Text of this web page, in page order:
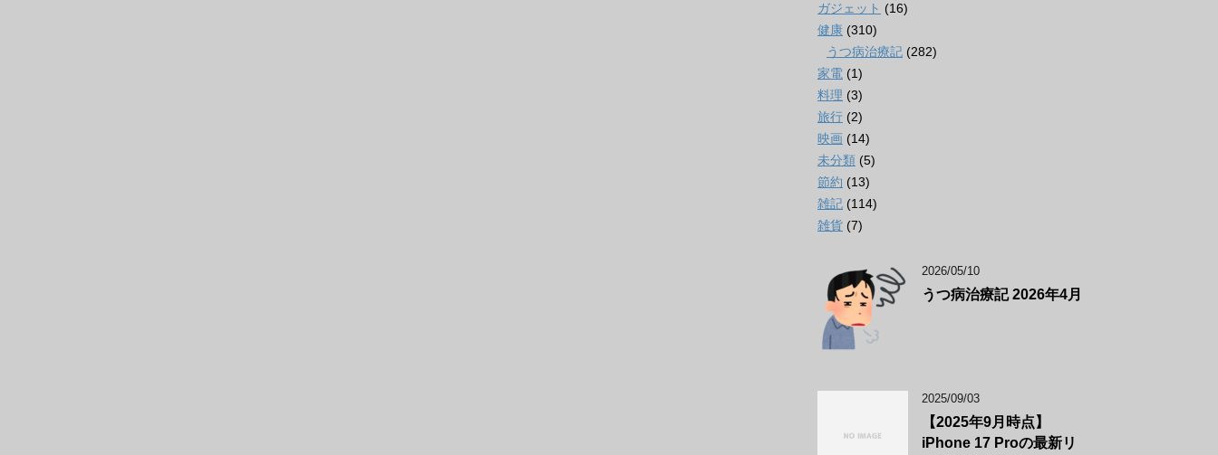
ガジェット (16)
健康 (310)
うつ病治療記 (282)
家電 (1)
料理 (3)
旅行 (2)
映画 (14)
未分類 (5)
節約 (13)
雑記 (114)
雑貨 (7)
2026/05/10
うつ病治療記 2026年4月
2025/09/03
【2025年9月時点】
iPhone 17 Proの最新リ